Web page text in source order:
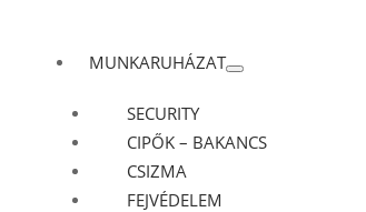
MUNKARUHÁZAT
SECURITY
CIPŐK – BAKANCS
CSIZMA
FEJVÉDELEM